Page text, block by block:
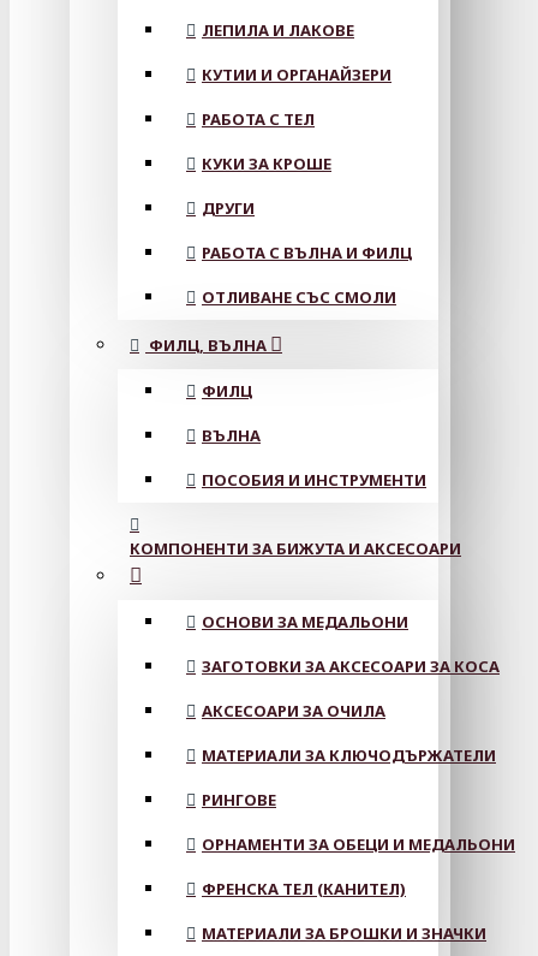
ЛЕПИЛА И ЛАКОВЕ
КУТИИ И ОРГАНАЙЗЕРИ
РАБОТА С ТЕЛ
КУКИ ЗА КРОШЕ
ДРУГИ
РАБОТА С ВЪЛНА И ФИЛЦ
ОТЛИВАНЕ СЪС СМОЛИ
ФИЛЦ, ВЪЛНА
ФИЛЦ
ВЪЛНА
ПОСОБИЯ И ИНСТРУМЕНТИ
КОМПОНЕНТИ ЗА БИЖУТА И АКСЕСОАРИ
ОСНОВИ ЗА МЕДАЛЬОНИ
ЗАГОТОВКИ ЗА АКСЕСОАРИ ЗА КОСА
АКСЕСОАРИ ЗА ОЧИЛА
МАТЕРИАЛИ ЗА КЛЮЧОДЪРЖАТЕЛИ
РИНГОВЕ
ОРНАМЕНТИ ЗА ОБЕЦИ И МЕДАЛЬОНИ
ФРЕНСКА ТЕЛ (КАНИТЕЛ)
МАТЕРИАЛИ ЗА БРОШКИ И ЗНАЧКИ